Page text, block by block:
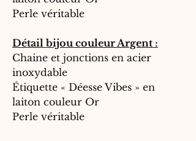
Perle véritable
Détail bijou couleur Argent :
Chaine et jonctions en acier
inoxydable
Étiquette « Déesse Vibes » en
laiton couleur Or
Perle véritable